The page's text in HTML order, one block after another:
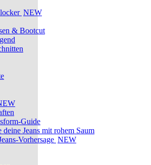
NEW
& Bootcut
Guide
deine Jeans mit rohem Saum
Vorhersage NEW